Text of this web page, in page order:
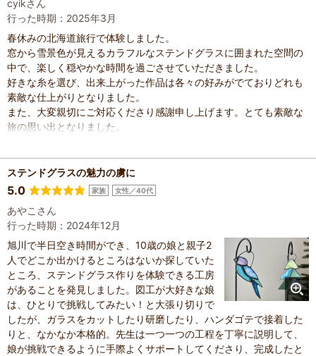
cyikさん
行った時期：2025年3月
春休みの北海道旅行で体験しました。
窓から雪景色が見えるカラフルなステンドグラスに囲まれた空間の
中で、楽しく穏やかな時間を過ごさせていただきました。
好きな糸を選び、出来上がった作品は各々の好みがでておりどれも
素敵な仕上がりとなりました。
また、大変親切にご対応くださり感謝申し上げます。とても素敵な
旅の思い出となりました。
ステンドグラスの魅力の虜に
5.0 家族 女性／40代
あやこさん
行った時期：2024年12月
旭川で半日空き時間ができ、10歳の娘と親子2
人でどこか出かけるところはないか探していた
ところ、ステンドグラス作りを体験できる工房
があることを発見しました。図工が大好きな娘
は、ひとりで挑戦してみたい！と大張り切りで
したが、ガラスをカットしたり研磨したり、ハンダゴテで接着した
りと、なかなか本格的。先生は一つ一つの工程を丁寧に説明して、
娘が挑戦できるように手際よくサポートしてくださり、完成したと